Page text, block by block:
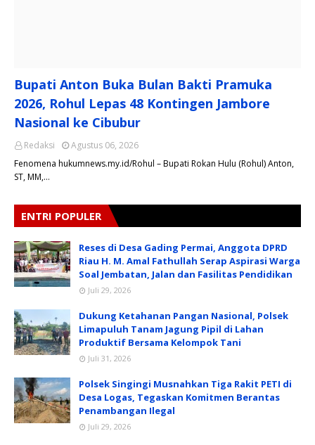
Bupati Anton Buka Bulan Bakti Pramuka
2026, Rohul Lepas 48 Kontingen Jambore
Nasional ke Cibubur
Redaksi
Agustus 06, 2026
​Fenomena hukumnews.my.id/Rohul – Bupati Rokan Hulu (Rohul) Anton,
ST, MM,…
ENTRI POPULER
Reses di Desa Gading Permai, Anggota DPRD
Riau H. M. Amal Fathullah Serap Aspirasi Warga
Soal Jembatan, Jalan dan Fasilitas Pendidikan
Juli 29, 2026
Dukung Ketahanan Pangan Nasional, Polsek
Limapuluh Tanam Jagung Pipil di Lahan
Produktif Bersama Kelompok Tani
Juli 31, 2026
Polsek Singingi Musnahkan Tiga Rakit PETI di
Desa Logas, Tegaskan Komitmen Berantas
Penambangan Ilegal
Juli 29, 2026